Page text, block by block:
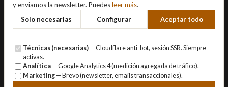
y enviamos la newsletter. Puedesleer más.
Solo necesarias
Configurar Aceptar todo
Técnicas (necesarias) — Cloudflare anti-bot, sesión SSR. Siempre
activas.
Analítica — Google Analytics 4 (medición agregada de tráfico).
Marketing — Brevo (newsletter, emails transaccionales).